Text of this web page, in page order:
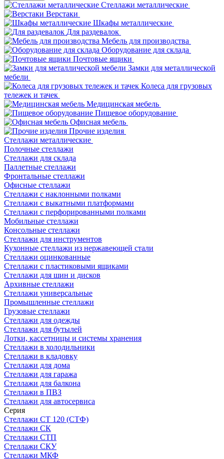
Стеллажи металлические
Верстаки
Шкафы металлические
Для раздевалок
Мебель для производства
Оборудование для склада
Почтовые ящики
Замки для металлической
мебели
Колеса для грузовых
тележек и тачек
Медицинская мебель
Пищевое оборудование
Офисная мебель
Прочие изделия
Стеллажи металлические
Полочные стеллажи
Стеллажи для склада
Паллетные стеллажи
Фронтальные стеллажи
Офисные стеллажи
Стеллажи с наклонными полками
Стеллажи с выкатными платформами
Стеллажи с перфорированными полками
Мобильные стеллажи
Консольные стеллажи
Стеллажи для инструментов
Кухонные стеллажи из нержавеющей стали
Стеллажи оцинкованные
Стеллажи с пластиковыми ящиками
Стеллажи для шин и дисков
Архивные стеллажи
Стеллажи универсальные
Промышленные стеллажи
Грузовые стеллажи
Стеллажи для одежды
Стеллажи для бутылей
Лотки, кассетницы и системы хранения
Стеллажи в холодильники
Стеллажи в кладовку
Стеллажи для дома
Стеллажи для гаража
Стеллажи для балкона
Стеллажи в ПВЗ
Стеллажи для автосервиса
Серия
Стеллажи СТ 120 (СТФ)
Стеллажи СК
Стеллажи СТП
Стеллажи СКУ
Стеллажи МКФ